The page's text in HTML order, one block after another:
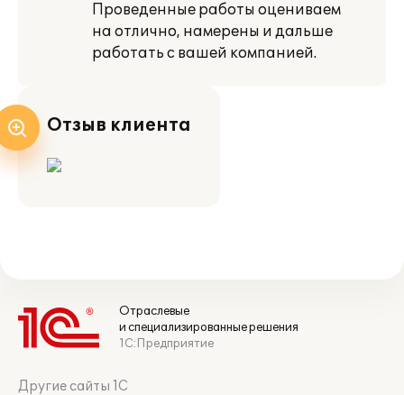
Проведенные работы оцениваем
на отлично, намерены и дальше
работать с вашей компанией.
Отзыв клиента
Отраслевые
и специализированные решения
1С:Предприятие
Другие сайты 1С